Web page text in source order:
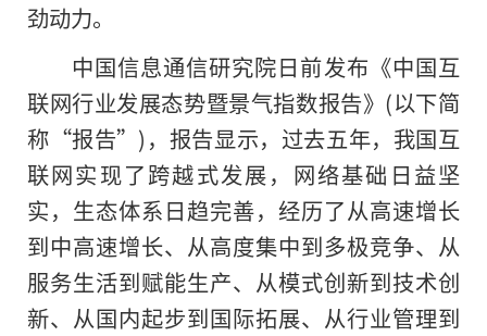
劲动力。
中国信息通信研究院日前发布《中国互
联网行业发展态势暨景气指数报告》(以下简
称“报告”)，报告显示，过去五年，我国互
联网实现了跨越式发展，网络基础日益坚
实，生态体系日趋完善，经历了从高速增长
到中高速增长、从高度集中到多极竞争、从
服务生活到赋能生产、从模式创新到技术创
新、从国内起步到国际拓展、从行业管理到